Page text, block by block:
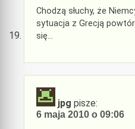
Chodzą słuchy, że
sytuacja z Grecją
się…
jpg pisze:
6 maja 2010 o 09:06